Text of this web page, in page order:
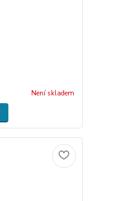
Není skladem